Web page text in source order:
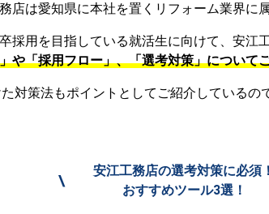
店は愛知県に本社を置くリフォーム業界に
採用を目指している就活生に向けて、安江
や「採用フロー」、「選考対策」について
た対策法もポイントとしてご紹介しているの
\
安江工務店の選考対策に必須！
おすすめツール3選！